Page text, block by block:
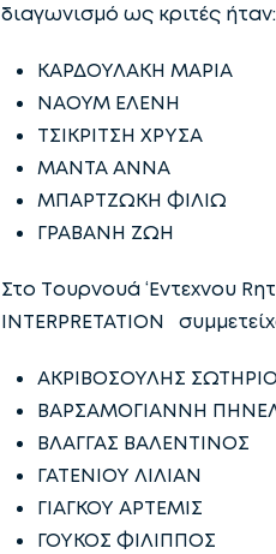
διαγωνισμό ως κριτές ήταν:
ΚΑΡΔΟΥΛΑΚΗ ΜΑΡΙΑ
ΝΑΟΥΜ ΕΛΕΝΗ
ΤΣΙΚΡΙΤΣΗ ΧΡΥΣΑ
ΜΑΝΤΑ ΑΝΝΑ
ΜΠΑΡΤΖΩΚΗ ΦΙΛΙΩ
ΓΡΑΒΑΝΗ ΖΩΗ
Στο Tουρνουά ‘Eντεχνου
INTERPRETATION
ΑΚΡΙΒΟΣΟΥΛΗΣ
ΒΑΡΣΑΜΟΓΙΑΝΝΗ
ΒΛΑΓΓΑΣ ΒΑΛΕΝΤΙΝΟΣ
ΓΑΤΕΝΙΟΥ ΛΙΛΙΑΝ
ΓΙΑΓΚΟΥ ΑΡΤΕΜΙΣ
ΓΟΥΚΟΣ ΦΙΛΙΠΠΟΣ